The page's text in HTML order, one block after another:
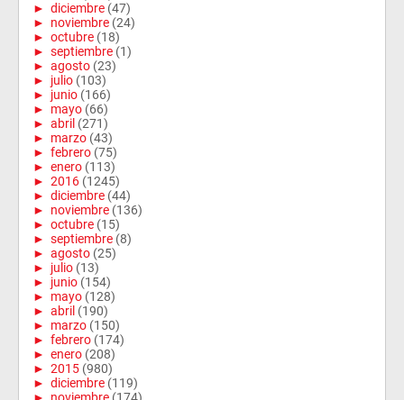
► diciembre (47)
► noviembre (24)
► octubre (18)
► septiembre (1)
► agosto (23)
► julio (103)
► junio (166)
► mayo (66)
► abril (271)
► marzo (43)
► febrero (75)
► enero (113)
► 2016 (1245)
► diciembre (44)
► noviembre (136)
► octubre (15)
► septiembre (8)
► agosto (25)
► julio (13)
► junio (154)
► mayo (128)
► abril (190)
► marzo (150)
► febrero (174)
► enero (208)
► 2015 (980)
► diciembre (119)